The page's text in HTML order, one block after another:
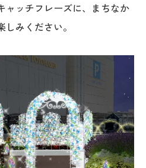
ャッチフレーズに、まちなか
みください。